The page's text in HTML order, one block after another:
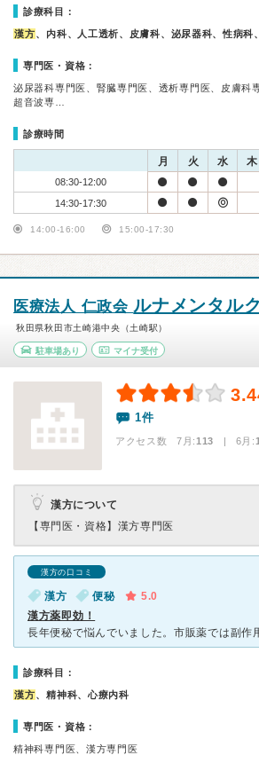
診療科目：
漢方、内科、人工透析、皮膚科、泌尿器科、性病科
専門医・資格：
泌尿器科専門医、腎臓専門医、透析専門医、皮膚科
超音波専…
診療時間
月 火 水 木
08:30-12:00
14:30-17:30
14:00-16:00 15:00-17:30
医療法人 仁政会ルナメンタル
秋田県秋田市土崎港中央（土崎駅）
駐車場あり マイナ受付
1件
アクセス数 7月:113 | 6月:
漢方について
【専門医・資格】 漢方専門医
漢方の口コミ
漢方 便秘
5.0
漢方薬即効！
診療科目：
漢方、精神科、心療内科
専門医・資格：
精神科専門医、漢方専門医